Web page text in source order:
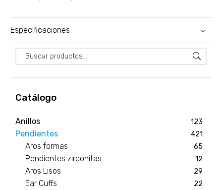
Catálogo
Anillos 123
Pendientes 421
Aros formas 65
Pendientes zirconitas 12
Aros Lisos 29
Ear Cuffs 22
Especificaciones